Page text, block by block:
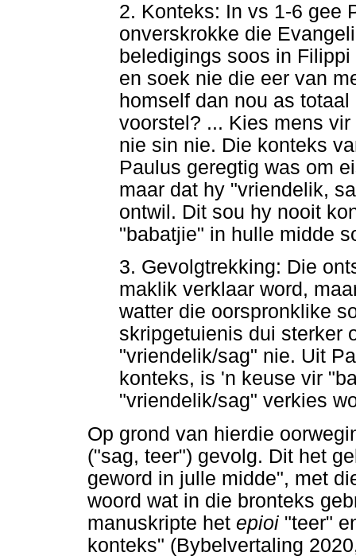
2. Konteks: In vs 1-6 gee
onverskrokke die
beledigings soos in
en soek nie die eer van
homself dan nou as
voorstel? ... Kies mens
nie sin nie. Die konteks
Paulus geregtig was om
maar dat hy "vriendelik,
ontwil. Dit sou hy nooit
"babatjie" in hulle midde
3. Gevolgtrekking: Die
maklik verklaar word,
watter die oorspronklike
skripgetuienis dui sterker
"vriendelik/sag" nie. Uit
konteks, is 'n keuse vir
"vriendelik/sag" verkies
Op grond van hierdie
("sag, teer") gevolg. Dit het
geword in julle midde", met
woord wat in die bronteks
manuskripte het epioi "teer"
konteks" (Bybelvertaling